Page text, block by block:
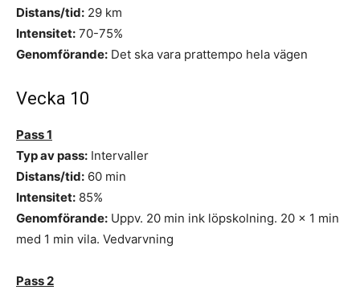
Distans/tid: 29 km
Intensitet: 70-75%
Genomförande: Det ska vara prattempo hela vägen
Vecka 10
Pass 1
Typ av pass: Intervaller
Distans/tid: 60 min
Intensitet: 85%
Genomförande: Uppv. 20 min ink löpskolning. 20 x 1 min
med 1 min vila. Vedvarvning
Pass 2